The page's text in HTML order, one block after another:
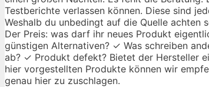
Testberichte verlassen können. Diese sind
Weshalb du unbedingt auf die Quelle
Der Preis: was darf ihr neues Produkt
günstigen Alternativen? ✓ Was schreiben
ab? ✓ Produkt defekt? Bietet der Hersteller
hier vorgestellten Produkte können wir
genau hier zu zuschlagen.